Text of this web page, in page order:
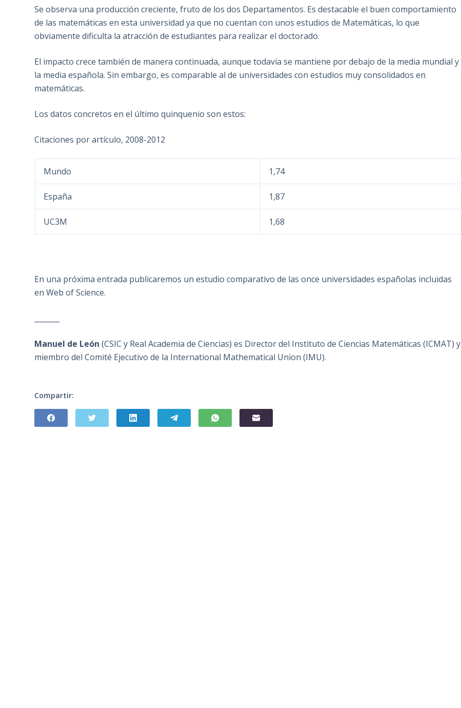
Se observa una producción creciente, fruto de los dos Departamentos. Es destacable el buen comportamiento
de las matemáticas en esta universidad ya que no cuentan con unos estudios de Matemáticas, lo que
obviamente dificulta la atracción de estudiantes para realizar el doctorado.
El impacto crece también de manera continuada, aunque todavía se mantiene por debajo de la media mundial y
la media española. Sin embargo, es comparable al de universidades con estudios muy consolidados en
matemáticas.
Los datos concretos en el último quinquenio son estos:
Citaciones por artículo, 2008-2012
Mundo 1,74
España 1,87
UC3M 1,68
En una próxima entrada publicaremos un estudio comparativo de las once universidades españolas incluidas
en Web of Science.
Manuel de León (CSIC y Real Academia de Ciencias) es Director del Instituto de Ciencias Matemáticas (ICMAT) y
miembro del Comité Ejecutivo de la International Mathematical Union (IMU).
Compartir: